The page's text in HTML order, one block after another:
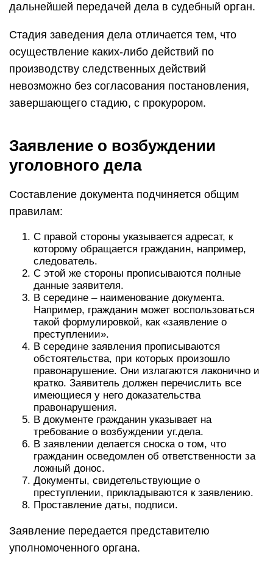
дальнейшей передачей дела в судебный орган.
Стадия заведения дела отличается тем, что
осуществление каких-либо действий по
производству следственных действий
невозможно без согласования постановления,
завершающего стадию, с прокурором.
Заявление о возбуждении
уголовного дела
Составление документа подчиняется общим
правилам:
С правой стороны указывается адресат, к
которому обращается гражданин, например,
следователь.
С этой же стороны прописываются полные
данные заявителя.
В середине – наименование документа.
Например, гражданин может воспользоваться
такой формулировкой, как «заявление о
преступлении».
В середине заявления прописываются
обстоятельства, при которых произошло
правонарушение. Они излагаются лаконично и
кратко. Заявитель должен перечислить все
имеющиеся у него доказательства
правонарушения.
В документе гражданин указывает на
требование о возбуждении уг.дела.
В заявлении делается сноска о том, что
гражданин осведомлен об ответственности за
ложный донос.
Документы, свидетельствующие о
преступлении, прикладываются к заявлению.
Проставление даты, подписи.
Заявление передается представителю
уполномоченного органа.